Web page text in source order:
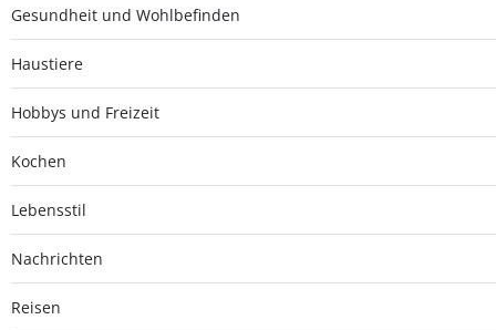
Gesundheit und Wohlbefinden
Haustiere
Hobbys und Freizeit
Kochen
Lebensstil
Nachrichten
Reisen